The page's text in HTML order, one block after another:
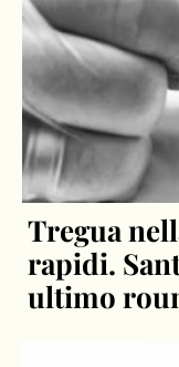
Tregua
rapidi.
ultimo